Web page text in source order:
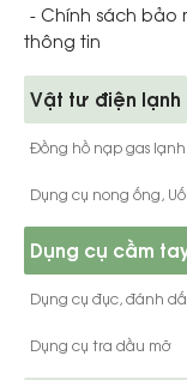
- Chính sách bảo
thông tin
Vật tư điện lạnh
Đồng hồ nạp gas lạnh
Dụng cụ nong ống,
Dụng cụ cầm
Dụng cụ đục, đánh
Dụng cụ tra dầu mỡ